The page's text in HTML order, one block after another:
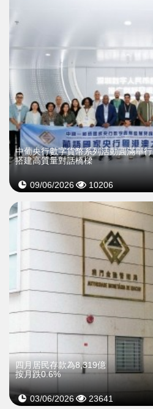
中葡央行數字貨幣系列活動圓滿舉行
搭建高質量對話橋樑
09/06/2026 10206
四月居民存款為8,319億
按月跌0.6%
03/06/2026 23641